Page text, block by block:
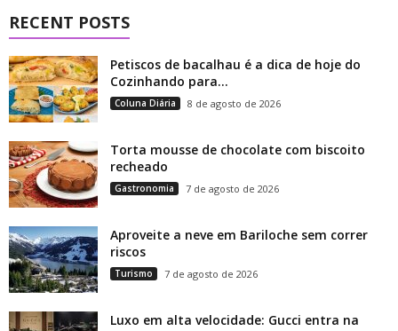
RECENT POSTS
Petiscos de bacalhau é a dica de hoje do
Cozinhando para...
Coluna Diária 8 de agosto de 2026
Torta mousse de chocolate com biscoito
recheado
Gastronomia 7 de agosto de 2026
Aproveite a neve em Bariloche sem correr
riscos
Turismo 7 de agosto de 2026
Luxo em alta velocidade: Gucci entra na